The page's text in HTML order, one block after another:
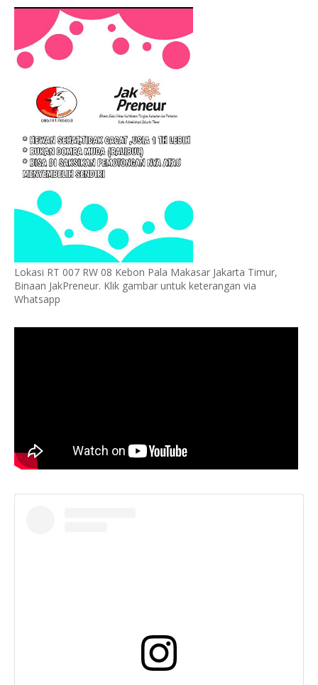
Lokasi RT 007 RW 08 Kebon Pala Makasar Jakarta Timur,
Binaan JakPreneur. Klik gambar untuk keterangan via
Whatsapp